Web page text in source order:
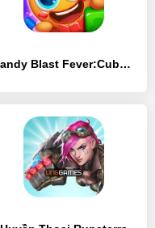
Candy Blast Fever:Cubes Puzzle - [MOD Бесконечные деньги]